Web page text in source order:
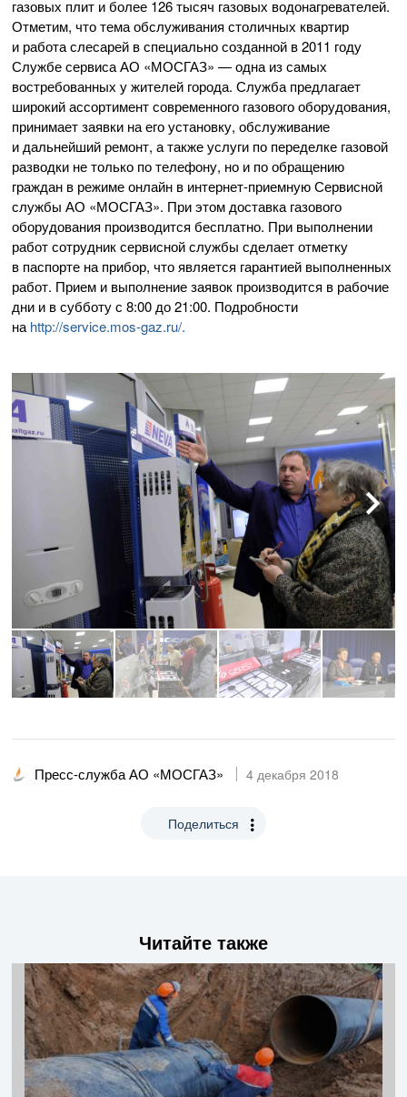
газовых плит и более 126 тысяч газовых водонагревателей.
Отметим, что тема обслуживания столичных квартир
и работа слесарей в специально созданной в 2011 году
Службе сервисаАО «МОСГАЗ» — одна из самых
востребованных у жителей города. Служба предлагает
широкий ассортимент современного газового оборудования,
принимает заявки на его установку, обслуживание
и дальнейший ремонт, а также услуги по переделке газовой
разводки не только по телефону, но и по обращению
граждан в режиме онлайн в интернет-приемнуюСервисной
службы АО «МОСГАЗ». При этом доставка газового
оборудования производится бесплатно. При выполнении
работ сотрудник сервисной службы сделает отметку
в паспорте на прибор, что является гарантией выполненных
работ. Прием и выполнение заявок производится в рабочие
дни и в субботу с 8:00 до 21:00. Подробности
наhttp://service.mos-gaz.ru/.
Пресс-служба АО «МОСГАЗ» 4 декабря 2018
Поделиться
Читайте также